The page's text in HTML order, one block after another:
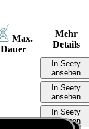
Max.
Dauer
Mehr
Details
In Seety
ansehen
In Seety
ansehen
In Seety
ansehen